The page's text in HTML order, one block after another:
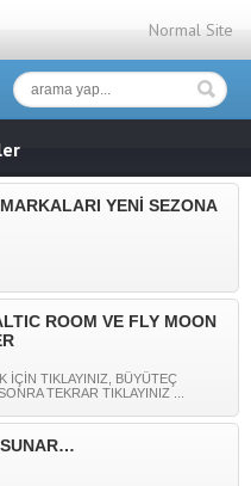
Normal Site
YENİ SEZONA
ROOM VE FLY MOON
İÇİN TIKLAYINIZ, BÜYÜTEÇ
TEKRAR TIKLAYINIZ ...
SUNAR…